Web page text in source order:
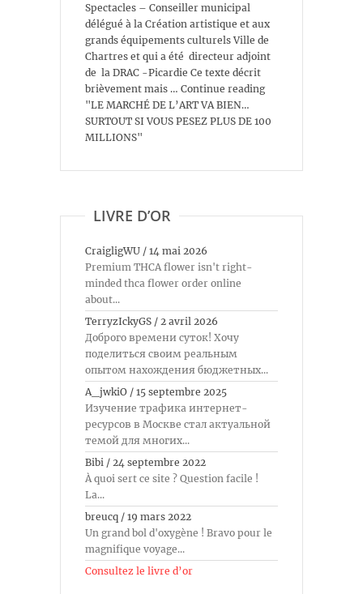
Spectacles – Conseiller municipal
délégué à la Création artistique et aux
grands équipements culturels Ville de
Chartres et qui a été directeur adjoint
de la DRAC -Picardie Ce texte décrit
brièvement mais … Continue reading
"LE MARCHÉ DE L’ART VA BIEN…
SURTOUT SI VOUS PESEZ PLUS DE 100
MILLIONS"
LIVRE D’OR
CraigligWU / 14 mai 2026
Premium THCA flower isn't right-
minded thca flower order online
about...
TerryzIckyGS / 2 avril 2026
Доброго времени суток! Хочу
поделиться своим реальным
опытом нахождения бюджетных...
A_jwkiO / 15 septembre 2025
Изучение трафика интернет-
ресурсов в Москве стал актуальной
темой для многих...
Bibi / 24 septembre 2022
À quoi sert ce site ? Question facile !
La...
breucq / 19 mars 2022
Un grand bol d'oxygène ! Bravo pour le
magnifique voyage...
Consultez le livre d’or